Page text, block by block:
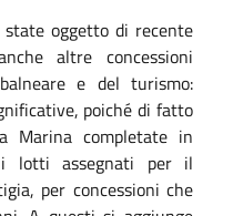
oggetto di recente
altre concessioni
e del turismo:
poiché di fatto
Marina completate in
i lotti assegnati per il
per concessioni che